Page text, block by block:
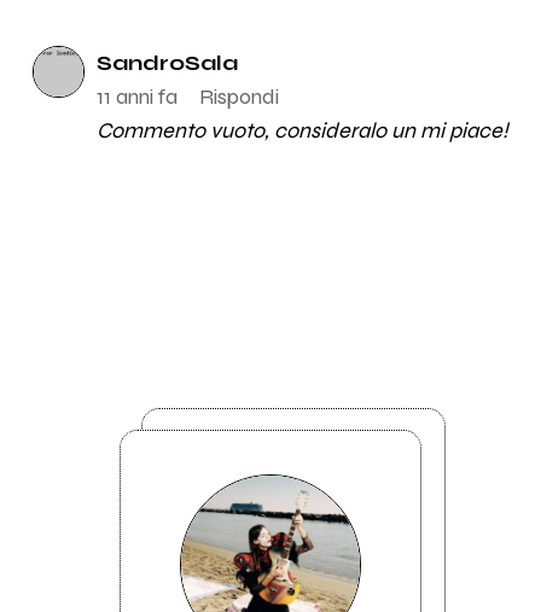
SandroSala
11 anni fa
Rispondi
Commento vuoto, consideralo un mi piace!